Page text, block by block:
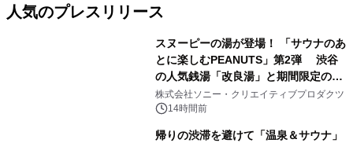
人気のプレスリリース
スヌーピーの湯が登場！ 「サウナのあ
とに楽しむPEANUTS」第2弾 渋谷
の人気銭湯「改良湯」と期間限定のコ
ラボレーション サウナイキタイコラ
ボグッズも発売決定！
株式会社ソニー・クリエイティブプロダクツ
14時間前
帰りの渋滞を避けて「温泉＆サウナ」